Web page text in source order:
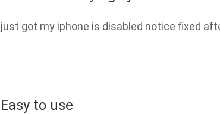
just got my iphone is disabled notice fixed
Easy to use